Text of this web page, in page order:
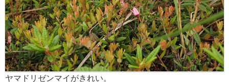
ヤマドリゼンマイがきれい。